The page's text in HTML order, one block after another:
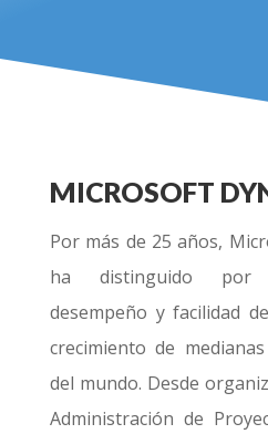
MICROSOFT
Por más de 25 años,
ha distinguido por
desempeño y facilidad
crecimiento de
del mundo. Desde
Administración de